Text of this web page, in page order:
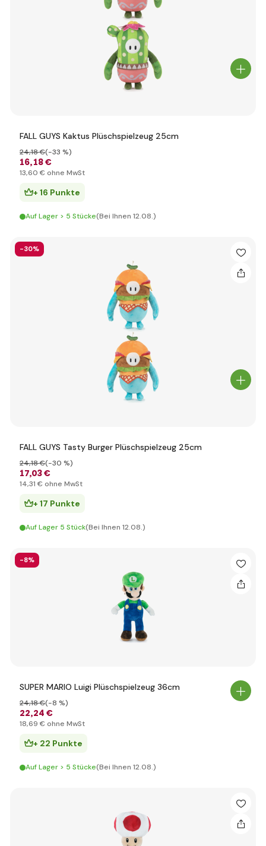
FALL GUYS Kaktus Plüschspielzeug 25cm
16,18 €
24,18 €(-33 %)
13,60 € ohne MwSt
+ 16 Punkte
Auf Lager > 5 Stücke(Bei Ihnen 12.08.)
-30%
FALL GUYS Tasty Burger Plüschspielzeug 25cm
17,03 €
24,18 €(-30 %)
14,31 € ohne MwSt
+ 17 Punkte
Auf Lager 5 Stück(Bei Ihnen 12.08.)
-8%
SUPER MARIO Luigi Plüschspielzeug 36cm
22,24 €
24,18 €(-8 %)
18,69 € ohne MwSt
+ 22 Punkte
Auf Lager > 5 Stücke(Bei Ihnen 12.08.)